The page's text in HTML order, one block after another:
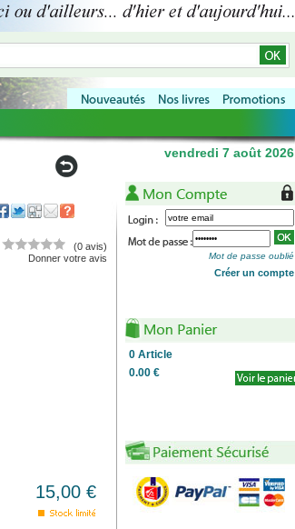
(0 avis)
Donner votre avis
15,00 €
Mot de passe oublié
Créer un compte
0 Article
0.00 €
vendredi 7 août 2026